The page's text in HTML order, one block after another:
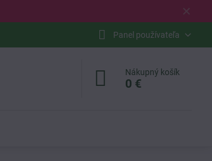
✕
Panel používateľa
Nákupný košík
0 €